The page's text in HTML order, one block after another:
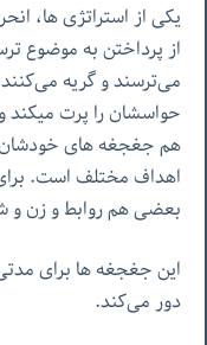
یکی از استراتژی ها،
از پرداختن به موضوع
می‌ترسند و گریه
حواسشان را پرت میکند
هم جغجغه های خودشان
اهداف مختلف است.
بعضی هم روابط و زن و
این جغجغه ها برای
دور می‌کند.